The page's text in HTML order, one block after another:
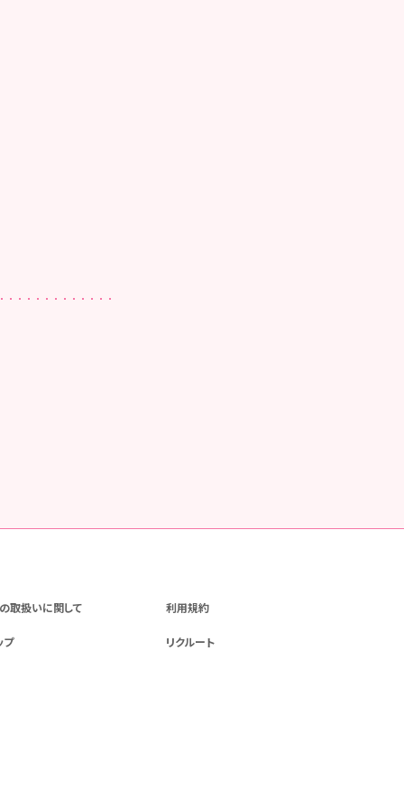
取扱いに関して 利用規約
プ リクルート